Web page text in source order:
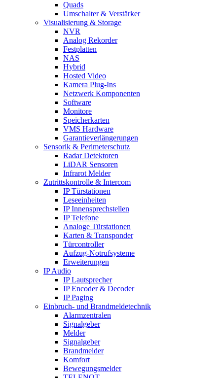
Quads
Umschalter & Verstärker
Visualisierung & Storage
NVR
Analog Rekorder
Festplatten
NAS
Hybrid
Hosted Video
Kamera Plug-Ins
Netzwerk Komponenten
Software
Monitore
Speicherkarten
VMS Hardware
Garantieverlängerungen
Sensorik & Perimeterschutz
Radar Detektoren
LiDAR Sensoren
Infrarot Melder
Zutrittskontrolle & Intercom
IP Türstationen
Leseeinheiten
IP Innensprechstellen
IP Telefone
Analoge Türstationen
Karten & Transponder
Türcontroller
Aufzug-Notrufsysteme
Erweiterungen
IP Audio
IP Lautsprecher
IP Encoder & Decoder
IP Paging
Einbruch- und Brandmeldetechnik
Alarmzentralen
Signalgeber
Melder
Signalgeber
Brandmelder
Komfort
Bewegungsmelder